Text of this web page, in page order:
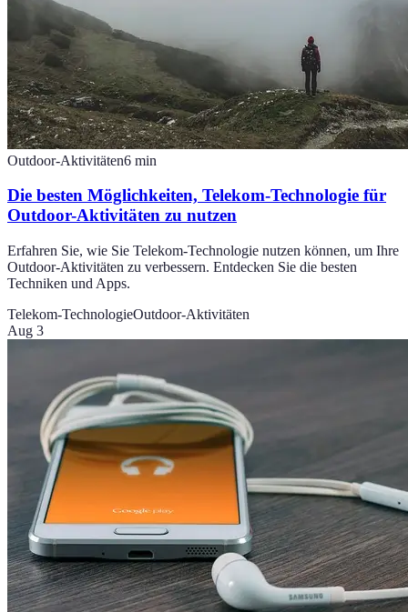
Outdoor-Aktivitäten6 min
Die besten Möglichkeiten, Telekom-Technologie für
Outdoor-Aktivitäten zu nutzen
Erfahren Sie, wie Sie Telekom-Technologie nutzen können, um Ihre
Outdoor-Aktivitäten zu verbessern. Entdecken Sie die besten
Techniken und Apps.
Telekom-TechnologieOutdoor-Aktivitäten
Aug 3